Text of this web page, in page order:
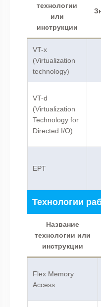
технологии
или
инструкции
VT-x
(Virtualization
technology)
VT-d
(Virtualization
Technology for
Directed I/O)
EPT
Технологии
Название
технологии или
инструкции
Flex Memory
Access